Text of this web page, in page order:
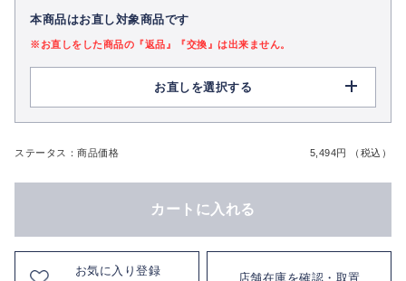
本商品はお直し対象商品です
※お直しをした商品の『返品』『交換』は出来ません。
お直しを選択する
ステータス：商品価格 5,494円 （税込）
カートに入れる
お気に入り登録
店舗在庫を確認・取置